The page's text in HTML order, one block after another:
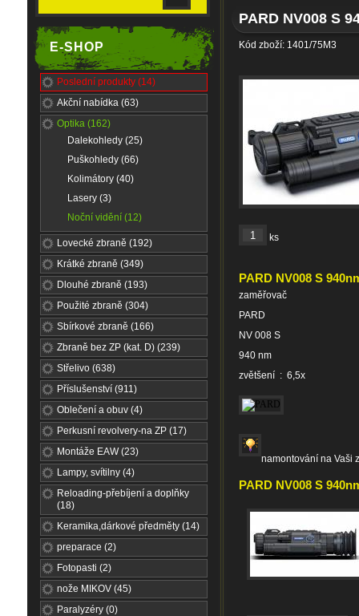
E-SHOP
Poslední produkty (14)
Akční nabídka (63)
Optika (162)
Dalekohledy (25)
Puškohledy (66)
Kolimátory (40)
Lasery (3)
Noční vidění (12)
Lovecké zbraně (192)
Krátké zbraně (349)
Dlouhé zbraně (193)
Použité zbraně (304)
Sbírkové zbraně (166)
Zbraně bez ZP (kat. D) (239)
Střelivo (638)
Příslušenství (911)
Oblečení a obuv (4)
Perkusní revolvery-na ZP (17)
Montáže EAW (23)
Lampy, svítilny (4)
Reloading-přebíjení a doplňky
(18)
Keramika,dárkové předměty (14)
preparace (2)
Fotopasti (2)
nože MIKOV (45)
Paralyzéry (0)
PARD NV008 S
Kód zboží: 1401/75M3
ks
PARD NV008 S
zaměřovač
PARD
NV 008 S
940 nm
zvětšení : 6,5x
namontování na Vaši
PARD NV008 S